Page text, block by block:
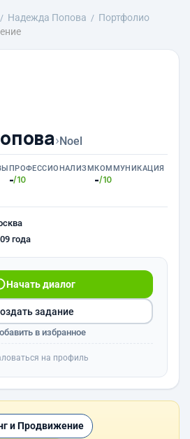
Надежда Попова
Портфолио
›Noel
ПРОФЕССИОНАЛИЗМ
-/10
КОММУНИКАЦИЯ
-/10
года
Начать диалог
задание
в избранное
на профиль
и Продвижение